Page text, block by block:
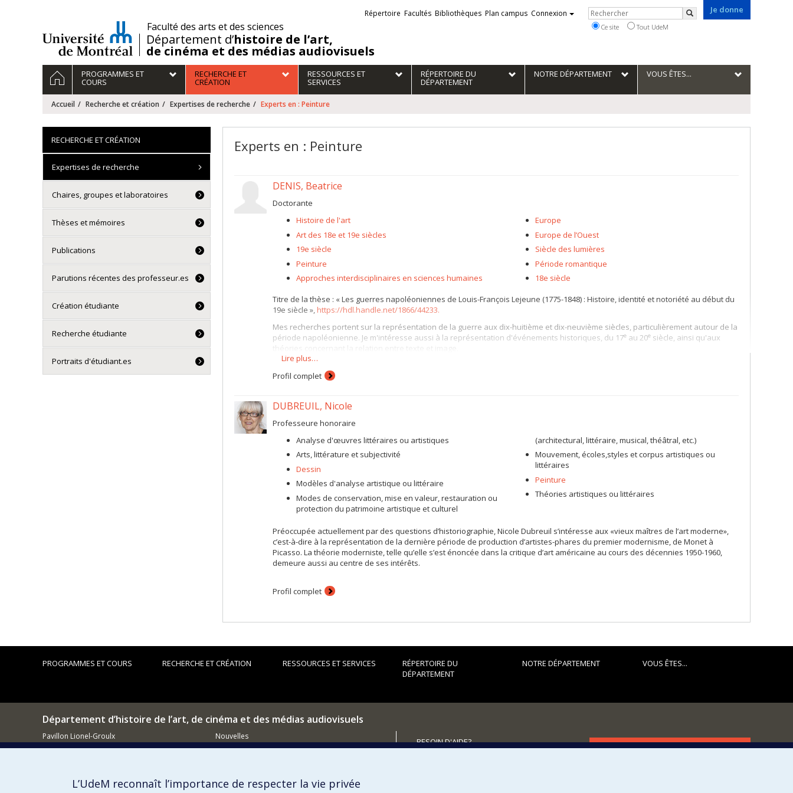
/Faculté des arts et des sciences
Département d’histoire de l’art,
de cinéma et des médias audiovisuels
Je donne
Liens
externes
Répertoire Facultés Bibliothèques Plan campus Connexion Rechercher
Rechercher
Ce site Tout UdeM
Navigation
principale
ACCUEILPROGRAMMES ET
COURS
RECHERCHE ET
CRÉATION
RESSOURCES ET
SERVICES
RÉPERTOIRE DU
DÉPARTEMENT
NOTRE DÉPARTEMENT VOUS ÊTES...
Accueil Recherche et création Expertises de recherche Experts en : Peinture
Experts en : Peinture
DENIS, Beatrice
Doctorante
Histoire de l'art
Art des 18e et 19e siècles
19e siècle
Peinture
Approches interdisciplinaires en sciences humaines
Europe
Europe de l’Ouest
Siècle des lumières
Période romantique
18e siècle
Titre de la thèse : « Les guerres napoléoniennes de Louis-François Lejeune (1775-1848) : Histoire, identité et notoriété au début du
19e siècle », https://hdl.handle.net/1866/44233.
Mes recherches portent sur la représentation de la guerre aux dix-huitième et dix-neuvième siècles, particulièrement autour de la
période napoléonienne. Je m'intéresse aussi à la représentation d'événements historiques, du 17e au 20e siècle, ainsi qu'aux
théories concernant la relation entre texte et image.
Lire plus…
Profil complet
DUBREUIL, Nicole
Professeure honoraire
Analyse d'œuvres littéraires ou artistiques
Arts, littérature et subjectivité
Dessin
Modèles d'analyse artistique ou littéraire
Modes de conservation, mise en valeur, restauration ou
protection du patrimoine artistique et culturel
(architectural, littéraire, musical, théâtral, etc.)
Mouvement, écoles,styles et corpus artistiques ou
littéraires
Peinture
Théories artistiques ou littéraires
Préoccupée actuellement par des questions d’historiographie, Nicole Dubreuil s’intéresse aux «vieux maîtres de l’art moderne»,
c’est-à-dire à la représentation de la dernière période de production d’artistes-phares du premier modernisme, de Monet à
Picasso. La théorie moderniste, telle qu’elle s’est énoncée dans la critique d’art américaine au cours des décennies 1950-1960,
demeure aussi au centre de ses intérêts.
Profil complet
RECHERCHE ET CRÉATION
Expertises de recherche
Chaires, groupes et laboratoires
Thèses et mémoires
Publications
Parutions récentes des professeur.es
Création étudiante
Recherche étudiante
Portraits d'étudiant.es
PROGRAMMES ET COURS RECHERCHE ET CRÉATION RESSOURCES ET SERVICES
RÉPERTOIRE DU
DÉPARTEMENT
NOTRE DÉPARTEMENT VOUS ÊTES...
Département d’histoire de l’art, de cinéma et des médias audiovisuels
Pavillon Lionel-Groulx
3150, rue Jean-Brillant
514 343-6111, poste 15482
Nouvelles
BESOIN D'AIDE?
FACULTÉ DES ARTS ET DES SCIENCES
L’UdeM reconnaît l’importance de respecter la vie privée